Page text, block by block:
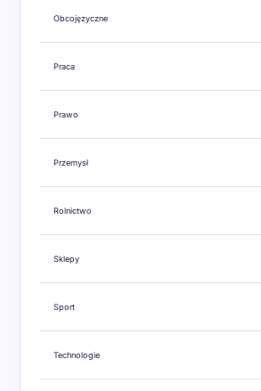
Obcojęzyczne
Praca
Prawo
Przemysł
Rolnictwo
Sklepy
Sport
Technologie